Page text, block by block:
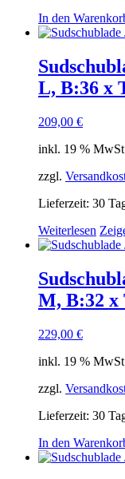
In den
L, B:36 x
209,00 €
inkl. 19 %
zzgl.
Lieferzeit: 30
Weiterlesen
M, B:32 x
229,00 €
inkl. 19 %
zzgl.
Lieferzeit: 30
In den